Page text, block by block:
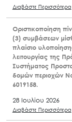
Διαβάστε Περισσότερα
Οριστικοποίηση
(3) συμβάσεων
πλαίσιο
λειτουργίας της
Συστήματος
δομών περιοχών
6019158.
28 Ιουλίου 2026
Διαβάστε Περισσότερα